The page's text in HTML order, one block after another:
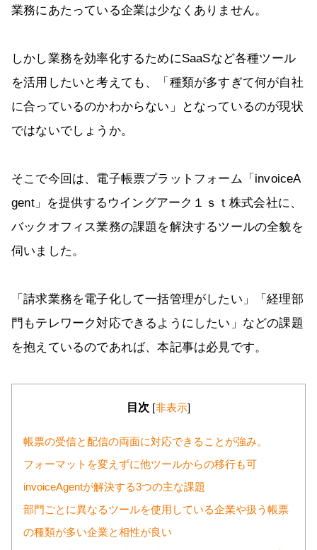
業務にあたっている企業は少なくありません。
しかし業務を効率化するためにSaaSなど各種ツール
を活用したいと考えても、「種類が多すぎて何が自社
に合っているのかわからない」となっているのが現状
ではないでしょうか。
そこで今回は、電子帳票プラットフォーム「invoiceA
gent」を提供するウイングアーク１ｓｔ株式会社に、
バックオフィス業務の課題を解決するツールの全貌を
伺いました。
「請求業務を電子化して一括管理がしたい」「経理部
門もテレワーク対応できるようにしたい」などの課題
を抱えているのであれば、本記事は必見です。
目次 [非表示]
帳票の受信と配信の両面に対応できることが強み。
フォーマットを変えずに他ツールからの移行も可
invoiceAgentが解決する3つの主な課題
部門ごとに異なるツールを使用している企業や扱う帳票
の種類が多い企業と相性が良い